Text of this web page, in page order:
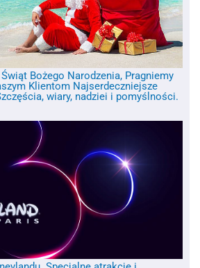
Bożego Narodzenia, Pragniemy
Klientom Najserdeczniejsze
wiary, nadziei i pomyślności.